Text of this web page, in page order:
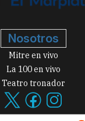
Nosotros
Mitre en vivo
La 100 en vivo
Teatro tronador